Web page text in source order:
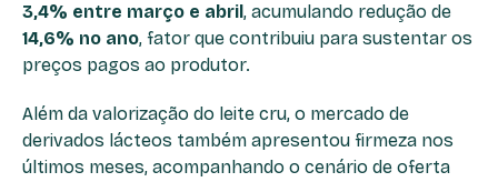
3,4% entre março e abril , acumulando redução de
14,6% no ano, fator que contribuiu para sustentar os
preços pagos ao produtor.
Além da valorização do leite cru, o mercado de
derivados lácteos também apresentou firmeza nos
últimos meses, acompanhando o cenário de oferta